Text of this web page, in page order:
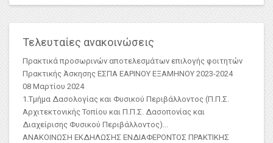
Τελευταίες ανακοινώσεις
Πρακτικά προσωρινών αποτελεσμάτων επιλογής φοιτητών
Πρακτικής Άσκησης ΕΣΠΑ ΕΑΡΙΝΟΥ ΕΞΑΜΗΝΟΥ 2023-2024
08 Μαρτίου 2024
1.Τμήμα Δασολογίας και Φυσικού Περιβάλλοντος (Π.Π.Σ.
Αρχιτεκτονικής Τοπίου και Π.Π.Σ. Δασοπονίας και
Διαχείρισης Φυσικού Περιβάλλοντος)...
ΑΝΑΚΟΙΝΩΣΗ ΕΚΔΗΛΩΣΗΣ ΕΝΔΙΑΦΕΡΟΝΤΟΣ ΠΡΑΚΤΙΚΗΣ